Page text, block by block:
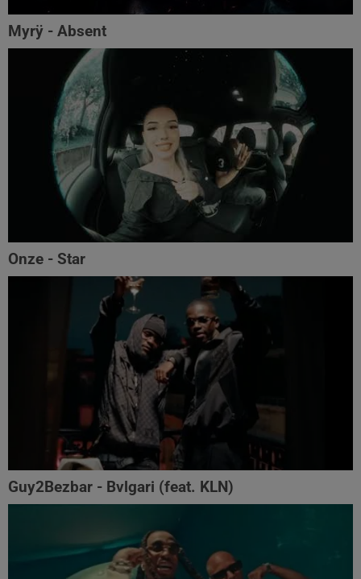
Myrÿ - Absent
Onze - Star
Guy2Bezbar - Bvlgari (feat. KLN)